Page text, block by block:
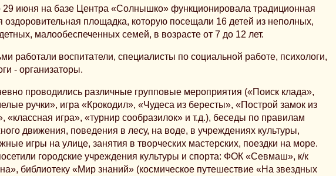
29 июня на базе Центра «Солнышко» функционировала традиционная
оздоровительная площадка, которую посещали 16 детей из неполных,
малообеспеченных семей, в возрасте от 7 до 12 лет.
работали воспитатели, специалисты по социальной работе, психологи,
- организаторы.
проводились различные групповые мероприятия («Поиск клада»,
ручки», игра «Крокодил», «Чудеса из бересты», «Построй замок из
«классная игра», «турнир сообразилок» и т.д.), беседы по правилам
движения, поведения в лесу, на воде, в учреждениях культуры,
игры на улице, занятия в творческих мастерских, поездки на море.
городские учреждения культуры и спорта: ФОК «Севмаш», к/к
библиотеку «Мир знаний» (космическое путешествие «На звездных